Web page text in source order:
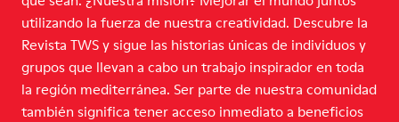
utilizando la fuerza de nuestra creatividad. Descubre la
Revista TWS y sigue las historias únicas de individuos y
grupos que llevan a cabo un trabajo inspirador en toda
la región mediterránea. Ser parte de nuestra comunidad
también significa tener acceso inmediato a beneficios